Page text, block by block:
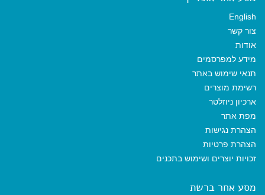
English
צור קשר
אודות
מידע למפרסמים
תנאי שימוש באתר
רשימת מוצרים
ארכיון ניוזלטר
מפת אתר
הצהרת נגישות
הצהרת פרטיות
זכויות יוצרים ושימוש בתכנים
מסע אחר ברשת